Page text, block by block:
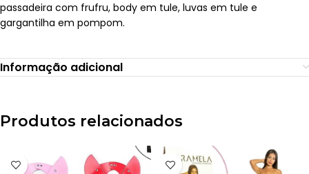
passadeira com frufru, body em tule, luvas em tule e
gargantilha em pompom.
Informação adicional
Produtos relacionados